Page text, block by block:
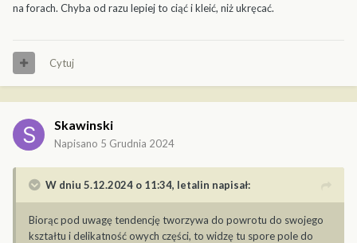
na forach. Chyba od razu lepiej to ciąć i kleić, niż ukręcać.
Cytuj
Skawinski
Napisano 5 Grudnia 2024
W dniu 5.12.2024 o 11:34, letalin napisał:
Biorąc pod uwagę tendencję tworzywa do powrotu do swojego
kształtu i delikatność owych części, to widzę tu spore pole do